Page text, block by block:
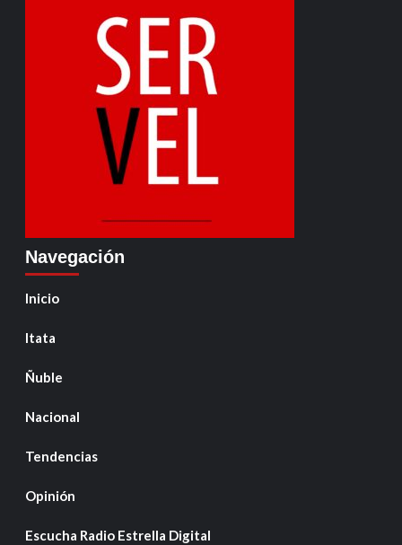
Navegación
Inicio
Itata
Ñuble
Nacional
Tendencias
Opinión
Escucha Radio Estrella Digital